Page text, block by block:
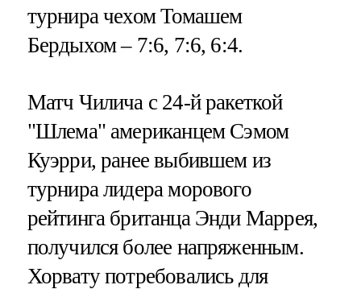
турнира чехом Томашем
Бердыхом – 7:6, 7:6, 6:4.
Матч Чилича с 24-й ракеткой
"Шлема" американцем Сэмом
Куэрри, ранее выбившем из
турнира лидера морового
рейтинга британца Энди Маррея,
получился более напряженным.
Хорвату потребовались для